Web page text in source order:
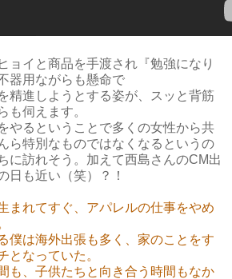
ョイと商品を手渡され『勉強になり
器用ながらも懸命で
精進しようとする姿が、スッと背筋
も伺えます。
やるということで多くの女性から共
ら特別なものではなくなるというの
に訪れそう。加えて西島さんのCM出
日も近い（笑）？！
まれてすぐ、アパレルの仕事をやめ
海外出張も多く、家のことをす
となっていた。
子供たちと向き合う時間もなか